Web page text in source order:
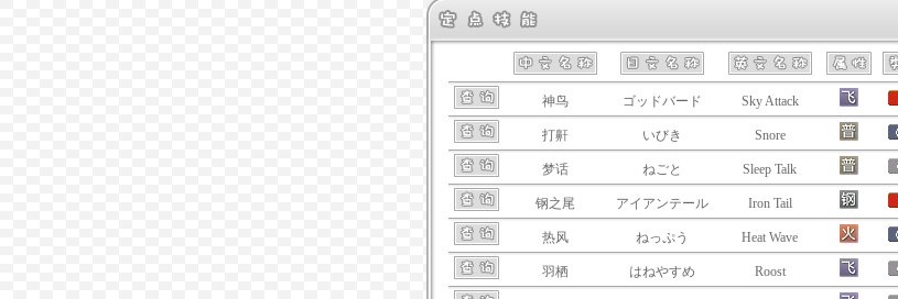
神鸟 ゴッドバード Sky Attack
打鼾 いびき Snore
梦话 ねごと Sleep Talk
钢之尾 アイアンテール Iron Tail
热风 ねっぷう Heat Wave
羽栖 はねやすめ Roost